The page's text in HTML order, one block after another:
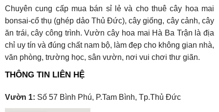
Chuyên cung cấp mua bán sỉ lẻ và cho thuê cây hoa mai
bonsai-cổ thụ (ghép dảo Thủ Đức), cây giống, cây cảnh, cây
ăn trái, cây công trình. Vườn cây hoa mai Hà Ba Trận là địa
chỉ uy tín và đúng chất nam bộ, làm đẹp cho không gian nhà,
văn phòng, trường học, sân vườn, nơi vui chơi thư giãn.
THÔNG TIN LIÊN HỆ
Vườn 1: Số 57 Bình Phú, P.Tam Bình, Tp.Thủ Đức